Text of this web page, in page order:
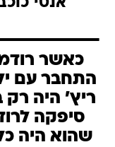
כאשר
התחבר עם
סיפקה
שהוא היה